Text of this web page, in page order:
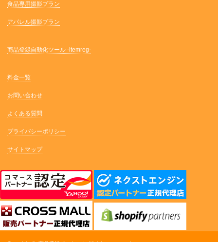
食品専用撮影プラン
アパレル撮影プラン
商品登録自動化ツール -itemreg-
料金一覧
お問い合わせ
よくある質問
プライバシーポリシー
サイトマップ